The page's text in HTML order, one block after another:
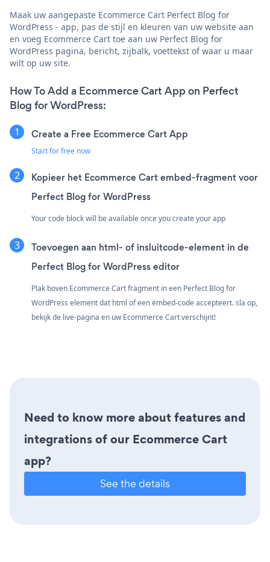
Maak uw aangepaste Ecommerce Cart Perfect Blog for
WordPress - app, pas de stijl en kleuren van uw website aan
en voeg Ecommerce Cart toe aan uw Perfect Blog for
WordPress pagina, bericht, zijbalk, voettekst of waar u maar
wilt op uw site.
How To Add a Ecommerce Cart App on Perfect
Blog for WordPress:
Create a Free Ecommerce Cart App
Start for free now
Kopieer het Ecommerce Cart embed-fragment voor
Perfect Blog for WordPress
Your code block will be available once you create your app
Toevoegen aan html- of insluitcode-element in de
Perfect Blog for WordPress editor
Plak boven Ecommerce Cart fragment in een Perfect Blog for
WordPress element dat html of een embed-code accepteert. sla op,
bekijk de live-pagina en uw Ecommerce Cart verschijnt!
Need to know more about features and
integrations of our Ecommerce Cart
app?
See the details